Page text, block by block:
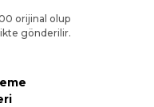
orijinal olup
gönderilir.